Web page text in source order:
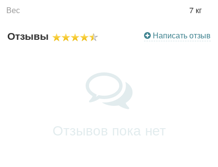
Вес
7 кг
Написать отзыв
Отзывы
Отзывов пока нет